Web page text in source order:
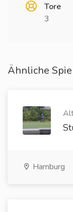
Tore
3
Ähnliche
Hamburg